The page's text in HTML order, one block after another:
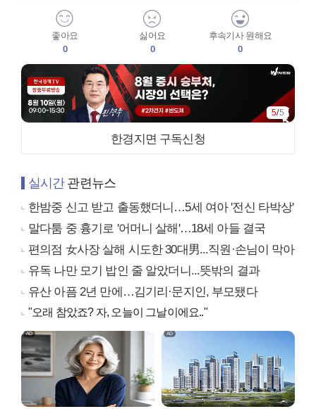
좋아요
0
싫어요
0
후속기사 원해요
0
1/5
한경지면 구독신청
실시간관련뉴스
한밤중 신고 받고 출동했더니…5세 여아 '전신 타박상'
말다툼 중 흉기로 '어머니 살해'…18세 아들 결국
편의점 女사장 살해 시도한 30대男...직원·손님이 막아
유독 나만 모기 밥인 줄 알았더니...뜻밖의 결과
유산 아픔 2년 만에…김기리·문지인, 부모됐다
"오래 참았죠? 자, 오늘이 그날이에요.."